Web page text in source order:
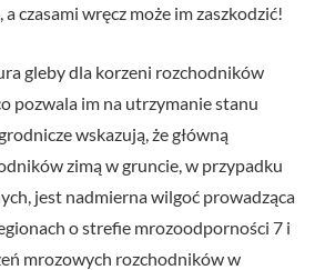
czasami wręcz może im zaszkodzić!
gleby dla korzeni rozchodników
pozwala im na utrzymanie stanu
wskazują, że główną
zimą w gruncie, w przypadku
jest nadmierna wilgoć prowadząca
o strefie mrozoodporności 7 i
mrozowych rozchodników w